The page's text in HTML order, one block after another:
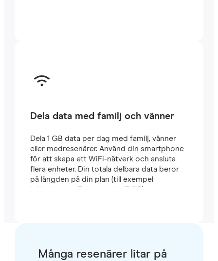
Dela data med familj och vänner
Dela 1 GB data per dag med familj, vänner
eller medresenärer. Använd din smartphone
för att skapa ett WiFi-nätverk och ansluta
flera enheter. Din totala delbara data beror
på längden på din plan (till exempel
inkluderar en 7-dagarsplan 7 GB).
Många resenärer litar på